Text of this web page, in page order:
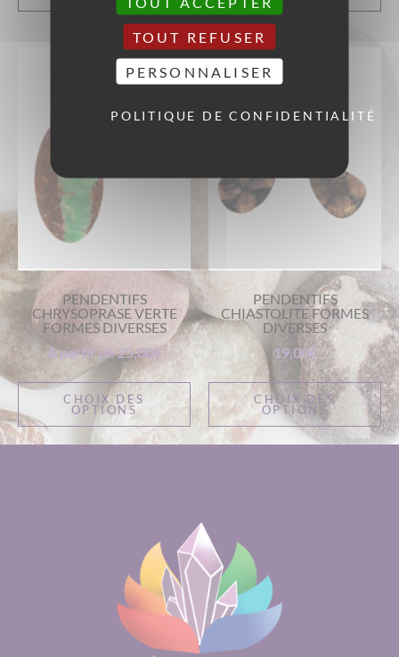
PENDENTIFS
CHRYSOPRASE VERTE
FORMES DIVERSES
A partir de25,00€
CHOIX DES
OPTIONS
PENDENTIFS
CHIASTOLITE FORMES
DIVERSES
19,00€
CHOIX DES
OPTIONS
TOUT REFUSER
PERSONNALISER
POLITIQUE DE CONFIDENTIALITÉ